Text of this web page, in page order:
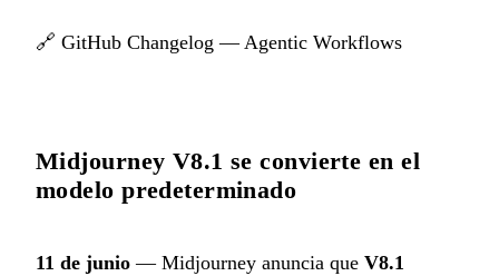
🔗 GitHub Changelog — Agentic Workflows
Midjourney V8.1 se convierte en el
modelo predeterminado
11 de junio — Midjourney anuncia que V8.1